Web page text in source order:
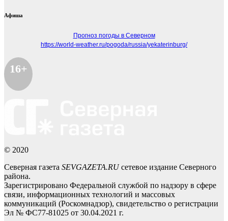
Афиша
Прогноз погоды в Северном
https://world-weather.ru/pogoda/russia/yekaterinburg/
16+
© 2020
Северная газета SEVGAZETA.RUсетевое издание Северного
района.
Зарегистрировано Федеральной службой по надзору в сфере
связи, информационных технологий и массовых
коммуникаций (Роскомнадзор), свидетельство о регистрации
Эл № ФС77-81025 от 30.04.2021 г.